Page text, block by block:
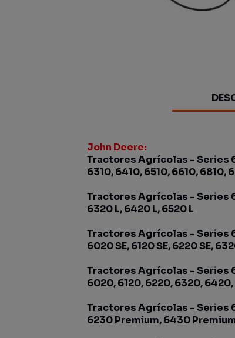
John Deere:
Tractores Agrícolas - Series
6310, 6410, 6510, 6610, 6810,
Tractores Agrícolas - Series
6320 L, 6420 L, 6520 L
Tractores Agrícolas - Series
6020 SE, 6120 SE, 6220 SE,
Tractores Agrícolas - Series
6020, 6120, 6220, 6320,
Tractores Agrícolas - Series
6230 Premium, 6430